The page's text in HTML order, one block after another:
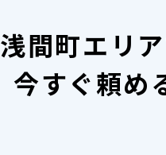
浅間町エリ
今すぐ頼め